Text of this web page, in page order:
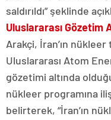
saldırıldı” şeklinde
Uluslararası Gözetim
Arakçi, İran’ın
Uluslararası Atom
gözetimi altında
nükleer programına
belirterek, “İran’ın